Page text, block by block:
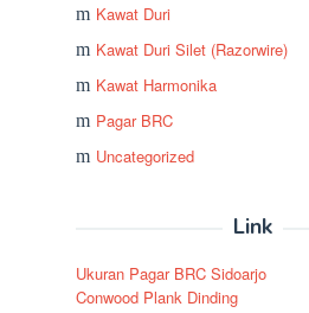
Kawat Duri
Kawat Duri Silet (Razorwire)
Kawat Harmonika
Pagar BRC
Uncategorized
Link
Ukuran Pagar BRC Sidoarjo
Conwood Plank Dinding